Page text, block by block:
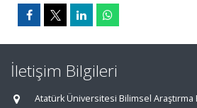
İletişim Bilgileri
Atatürk Üniversitesi Bilimsel